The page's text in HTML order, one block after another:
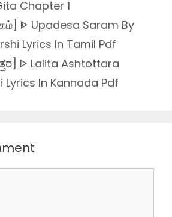
Chapter 1
ᐈ Upadesa Saram By
Lyrics In Tamil Pdf
ᐈ Lalita Ashtottara
In Kannada Pdf